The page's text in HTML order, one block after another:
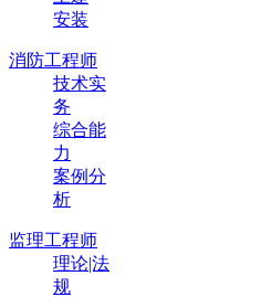
安装
消防工程师
技术实
务
综合能
力
案例分
析
监理工程师
理论|法
规